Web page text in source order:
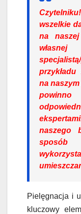
Czytelniku!
wszelkie
na
na
powinno
naszego
sposób
Pielęgnacja i
kluczowy